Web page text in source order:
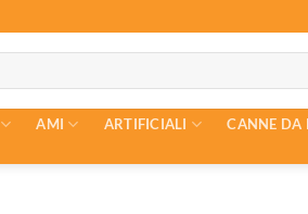
AMI ARTIFICIALI CANNE DA